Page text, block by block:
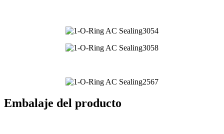
Embalaje del producto